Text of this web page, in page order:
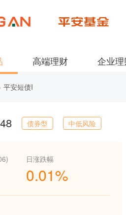
高端理财 企业
平安短债I
债券型 中低风险
日涨跌幅
0.01%